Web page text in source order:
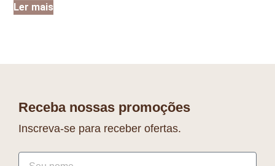
Ler mais
Receba nossas promoções
Inscreva-se para receber ofertas.